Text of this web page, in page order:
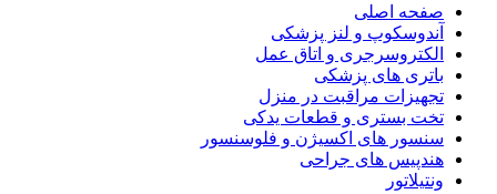
صفحه اصلی
آندوسکوپ و لنز پزشکی
الکتروسرجری و اتاق عمل
باتری های پزشکی
تجهیزات مراقبت در منزل
تخت بستری و قطعات یدکی
سنسور های اکسیژن و فلوسنسور
هندپیس های جراحی
ونتیلاتور